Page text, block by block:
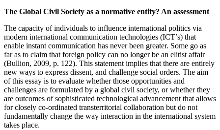
The Global Civil Society as a normative entity? An assessment
The capacity of individuals to influence international politics via
modern international communication technologies (ICT’s) that
enable instant communication has never been greater. Some go as
far as to claim that foreign policy can no longer be an elitist affair
(Bullion, 2009, p. 122). This statement implies that there are entirely
new ways to express dissent, and challenge social orders. The aim
of this essay is to evaluate whether those opportunities and
challenges are formulated by a global civil society, or whether they
are outcomes of sophisticated technological advancement that allows
for closely co-ordinated transterritorial collaboration but do not
fundamentally change the way interaction in the international system
takes place.